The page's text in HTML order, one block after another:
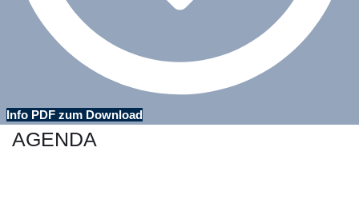
Info PDF zum Download
AGENDA